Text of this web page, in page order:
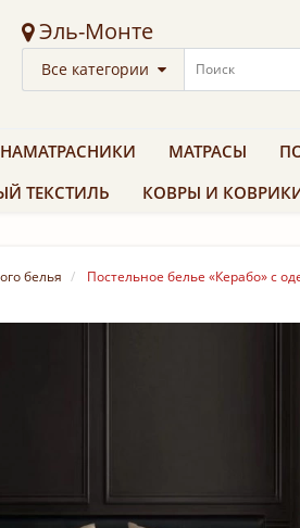
Эль-Монте
Все категории
МАТРАСЫ
ТЕКСТИЛЬ КОВРЫ И
белья Постельное белье «Керабо» с